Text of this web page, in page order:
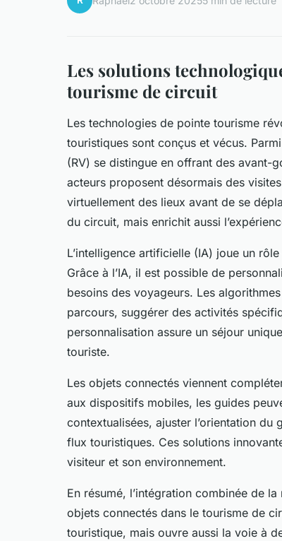
Les solutions
tourisme de circuit
Les technologies de pointe tourisme
touristiques sont conçus et vécus.
(RV) se distingue en offrant des avant-
acteurs proposent désormais des
virtuellement des lieux avant de se
du circuit, mais enrichit aussi
L’intelligence artificielle (IA) joue un
Grâce à l’IA, il est possible de
besoins des voyageurs. Les
parcours, suggérer des activités
personnalisation assure un séjour
touriste.
Les objets connectés viennent
aux dispositifs mobiles, les guides
contextualisées, ajuster l’orientation
flux touristiques. Ces solutions
visiteur et son environnement.
En résumé, l’intégration combinée de
objets connectés dans le tourisme de
touristique, mais ouvre aussi la voie à